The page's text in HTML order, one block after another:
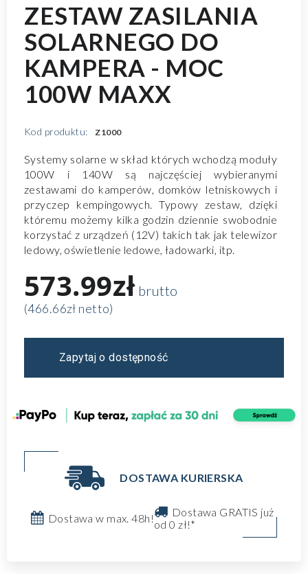
ZESTAW ZASILANIA
SOLARNEGO DO
KAMPERA - MOC
100W MAXX
Kod produktu: Z1000
Systemy solarne w skład których wchodzą moduły
100W i 140W są najczęściej wybieranymi
zestawami do kamperów, domków letniskowych i
przyczep kempingowych. Typowy zestaw, dzięki
któremu możemy kilka godzin dziennie swobodnie
korzystać z urządzeń (12V) takich tak jak telewizor
ledowy, oświetlenie ledowe, ładowarki, itp.
573.99złbrutto
(466.66zł netto)
Zapytaj o dostępność
DOSTAWA KURIERSKA
Dostawa w max. 48h!
Dostawa GRATIS już
od 0 zł!*